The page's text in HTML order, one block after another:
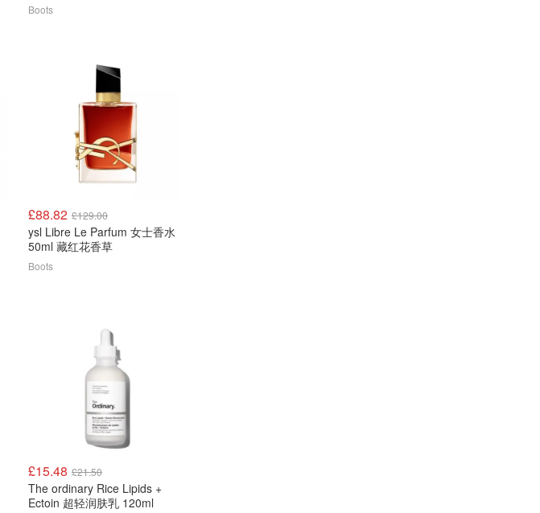
Boots
£88.82 £129.00
ysl Libre Le Parfum 女士香水
50ml 藏红花香草
Boots
£15.48 £21.50
The ordinary Rice Lipids +
Ectoin 超轻润肤乳 120ml